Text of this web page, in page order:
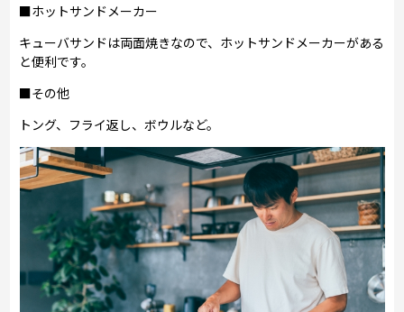
■ホットサンドメーカー
キューバサンドは両面焼きなので、ホットサンドメーカーがある
と便利です。
■その他
トング、フライ返し、ボウルなど。